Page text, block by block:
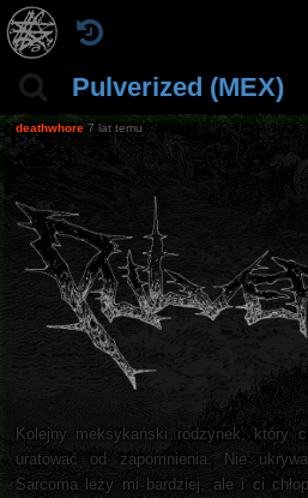
Pulverized (MEX)
deathwhore 7 lat temu
Kolejny meksykański rodzynek, który
uratować od zapomnienia. Nie
Sarcoma leży mi bardziej, ale i ci